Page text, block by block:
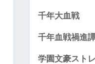
千年大血戦
千年血戦禍進
学園文豪スト